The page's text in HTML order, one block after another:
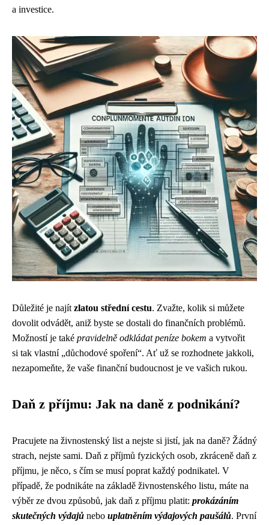
a investice.
Důležité je najít zlatou střední cestu. Zvažte, kolik si můžete
dovolit odvádět, aniž byste se dostali do finančních problémů.
Možností je také pravidelně odkládat peníze bokem a vytvořit
si tak vlastní „důchodové spoření“. Ať už se rozhodnete jakkoli,
nezapomeňte, že vaše finanční budoucnost je ve vašich rukou.
Daň z příjmu: Jak na daně z podnikání?
Pracujete na živnostenský list a nejste si jistí, jak na daně? Žádný
strach, nejste sami. Daň z příjmů fyzických osob, zkráceně daň z
příjmu, je něco, s čím se musí poprat každý podnikatel. V
případě, že podnikáte na základě živnostenského listu, máte na
výběr ze dvou způsobů, jak daň z příjmu platit: prokázáním
skutečných výdajů nebo uplatněním výdajových paušálů. První